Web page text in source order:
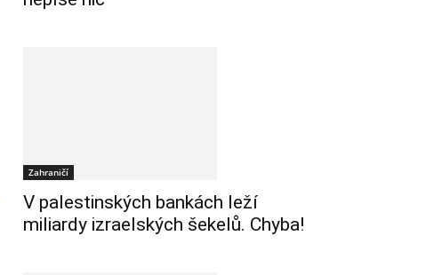
Zahraničí
V palestinských bankách leží
miliardy izraelských šekelů. Chyba!